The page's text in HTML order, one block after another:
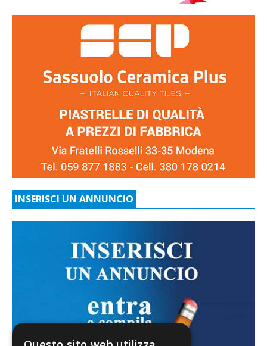
INSERISCI UN ANNUNCIO